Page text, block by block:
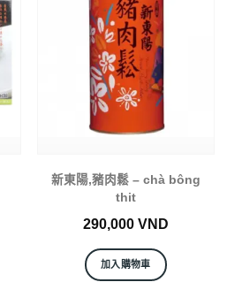
新東陽,豬肉鬆 – chà bông
thit
290,000 VND
加入購物車